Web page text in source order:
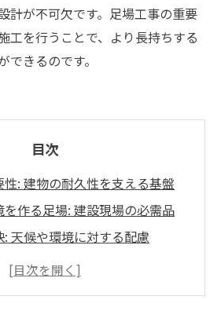
計が不可欠です。足場工事の重要
工を行うことで、より長持ちする
きるのです。
目次
: 建物の耐久性を支える基盤
作る足場: 建設現場の必需品
天候や環境に対する配慮
久性を左右する: 足場工事のプロ